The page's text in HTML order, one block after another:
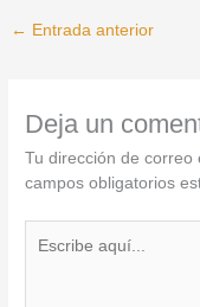
← Entrada anterior
Deja un
Tu dirección de correo
campos obligatorios
aquí...